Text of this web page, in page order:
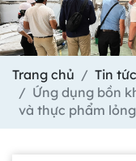
Trang chủ
Tin tức
Ứng dụng bồn
và thực phẩm lỏng